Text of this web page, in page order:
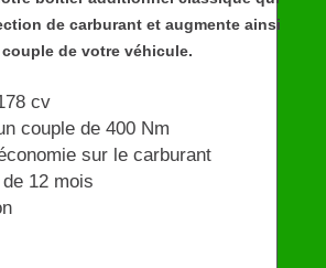
de carburant et augmente ainsi
de votre véhicule.
cv
couple de 400 Nm
sur le carburant
12 mois